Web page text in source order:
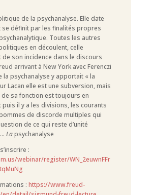
de la psychanalyse. Elle date
se définit par les finalités propres
Toutes les autres
en découlent, celle
de son incidence dans le discours
arrivant à New York avec Ferenczi
la psychanalyse y apportait « la
Lacan elle est une subversion, mais
sa fonction est toujours en
puis il y a les divisions, les courants
de discorde multiples qui
de ce qui reste d’unité
Lapsychanalyse
:
webinar/register/WN_2euwnFFr
: https://www.freud-